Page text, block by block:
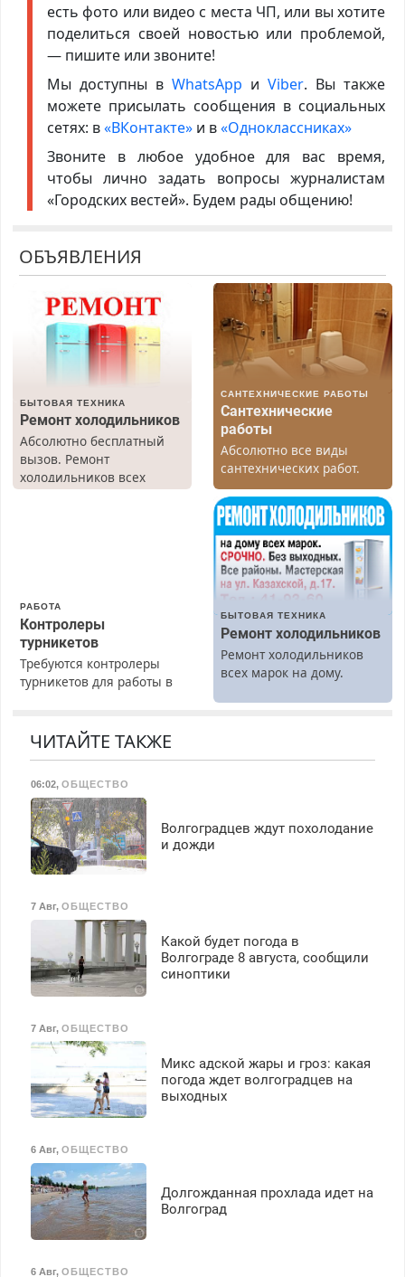
есть фото или видео с места ЧП, или вы хотите
поделиться своей новостью или проблемой,
— пишите или звоните!
Мы доступны в WhatsApp иViber. Вы также
можете присылать сообщения в социальных
сетях: в«ВКонтакте»и в«Одноклассниках»
Звоните в любое удобное для вас время,
чтобы лично задать вопросы журналистам
«Городских вестей». Будем рады общению!
ОБЪЯВЛЕНИЯ
БЫТОВАЯ ТЕХНИКА
Ремонт холодильников
Абсолютно бесплатный
вызов. Ремонт
холодильников всех
САНТЕХНИЧЕСКИЕ РАБОТЫ
Сантехнические
работы
Абсолютно все виды
сантехнических работ.
Быстро. Качественно.
Недорого.
РАБОТА
Контролеры
турникетов
Требуются контролеры
турникетов для работы в
Прием по ТК РФ. График
работы любой.
З/п – до 96000 рублей до
вычета налогов.
Ежемесячно
выплачивается денежная
премия. Возможно
бесплатное обучение,
работа инспектором по
транспортной
безопасности с з/п до
125000 руб.
БЫТОВАЯ ТЕХНИКА
Ремонт холодильников
Ремонт холодильников
всех марок на дому.
ЧИТАЙТЕ ТАКЖЕ
06:02, ОБЩЕСТВО
Волгоградцев ждут похолодание
и дожди
7 Авг, ОБЩЕСТВО
Какой будет погода в
Волгограде 8 августа, сообщили
синоптики
7 Авг, ОБЩЕСТВО
Микс адской жары и гроз: какая
погода ждет волгоградцев на
выходных
6 Авг, ОБЩЕСТВО
Долгожданная прохлада идет на
Волгоград
6 Авг, ОБЩЕСТВО